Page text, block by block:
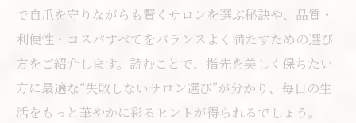
で自爪を守りながらも賢くサロンを選ぶ秘訣や、品質・
利便性・コスパすべてをバランスよく満たすための選び
方をご紹介します。読むことで、指先を美しく保ちたい
方に最適な“失敗しないサロン選び”が分かり、毎日の生
活をもっと華やかに彩るヒントが得られるでしょう。